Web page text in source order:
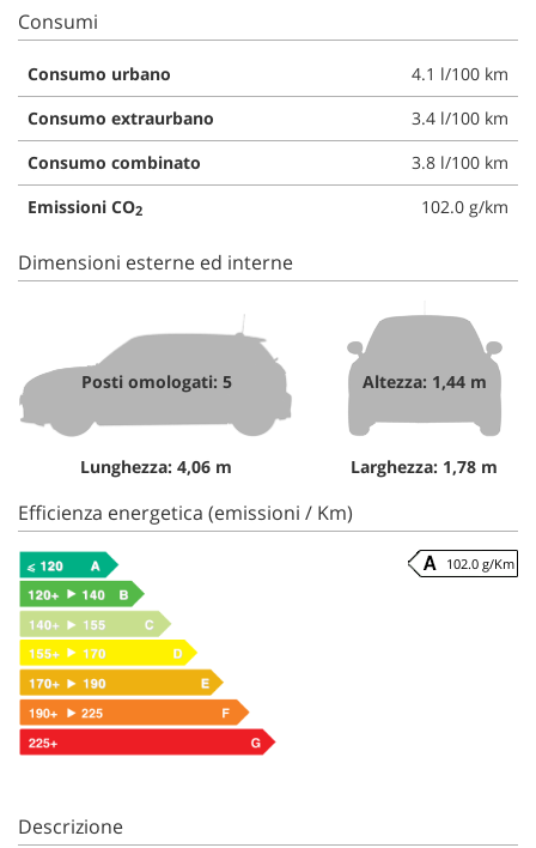
Consumi
Consumo urbano
4.1 l/100 km
Consumo extraurbano
3.4 l/100 km
Consumo combinato
3.8 l/100 km
Emissioni CO2 102.0 g/km
Dimensioni esterne ed interne
Posti omologati: 5
Lunghezza: 4,06 m
Altezza: 1,44 m
Larghezza: 1,78 m
Efficienza energetica (emissioni / Km)
102.0 g/Km
Descrizione